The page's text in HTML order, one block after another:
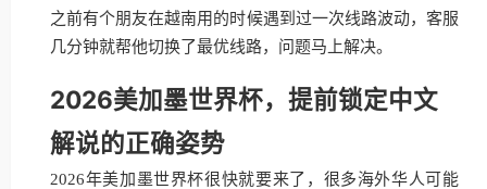
之前有个朋友在越南用的时候遇到过一次线路波动，客服
几分钟就帮他切换了最优线路，问题马上解决。
2026美加墨世界杯，提前锁定中文
解说的正确姿势
2026年美加墨世界杯很快就要来了，很多海外华人可能